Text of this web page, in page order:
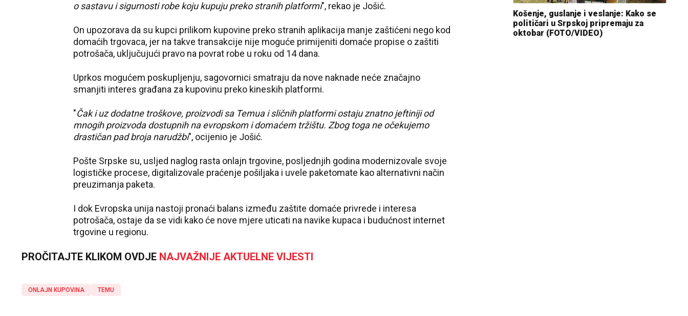
o sastavu i sigurnosti robe koju kupuju preko stranih platformi", rekao je Јošić.
On upozorava da su kupci prilikom kupovine preko stranih aplikacija manje zaštićeni nego kod
domaćih trgovaca, jer na takve transakcije nije moguće primijeniti domaće propise o zaštiti
potrošača, uključujući pravo na povrat robe u roku od 14 dana.
Uprkos mogućem poskupljenju, sagovornici smatraju da nove naknade neće značajno
smanjiti interes građana za kupovinu preko kineskih platformi.
"Čak i uz dodatne troškove, proizvodi sa Temua i sličnih platformi ostaju znatno jeftiniji od
mnogih proizvoda dostupnih na evropskom i domaćem tržištu. Zbog toga ne očekujemo
drastičan pad broja narudžbi", ocijenio je Јošić.
Pošte Srpske su, usljed naglog rasta onlajn trgovine, posljednjih godina modernizovale svoje
logističke procese, digitalizovale praćenje pošiljaka i uvele paketomate kao alternativni način
preuzimanja paketa.
I dok Evropska unija nastoji pronaći balans između zaštite domaće privrede i interesa
potrošača, ostaje da se vidi kako će nove mjere uticati na navike kupaca i budućnost internet
trgovine u regionu.
PROČITAJTE KLIKOM OVDJE NAJVAŽNIJE AKTUELNE VIJESTI
ONLAJN KUPOVINA TEMU
Košenje, guslanje i veslanje: Kako se
političari u Srpskoj pripremaju za
oktobar (FOTO/VIDEO)